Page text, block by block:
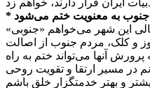
جنوب به معنویت ختم می‌شود
این شهر می‌خواهم «جنوبی»
و کلک، مردم جنوب از اصالت
آنها می‌تواند ختم به راه
در مسیر ارتقا و تقویت روحی